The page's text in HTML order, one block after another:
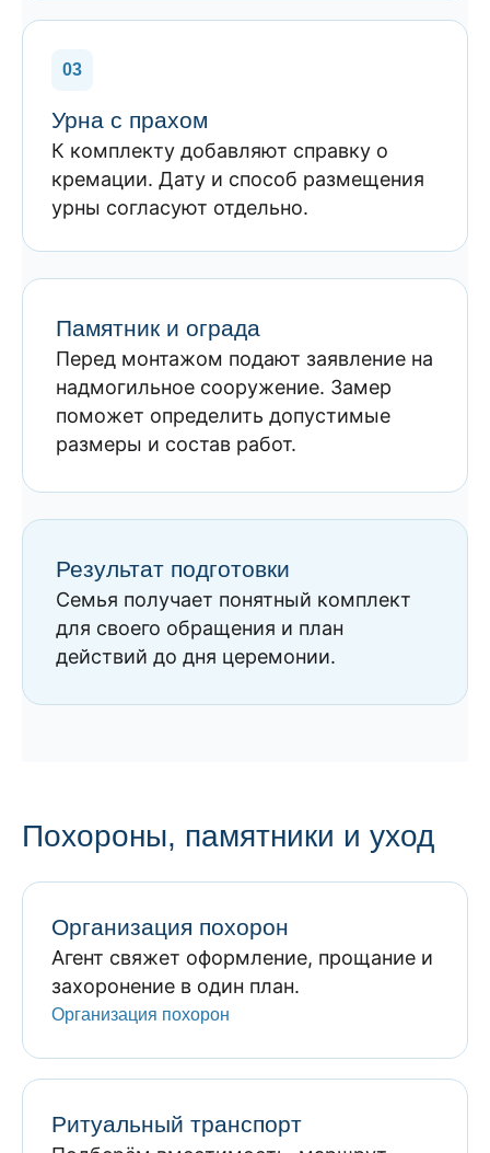
03
Урна с прахом
К комплекту добавляют справку о
кремации. Дату и способ размещения
урны согласуют отдельно.
Памятник и ограда
Перед монтажом подают заявление на
надмогильное сооружение. Замер
поможет определить допустимые
размеры и состав работ.
Результат подготовки
Семья получает понятный комплект
для своего обращения и план
действий до дня церемонии.
Похороны, памятники и уход
Организация похорон
Агент свяжет оформление, прощание и
захоронение в один план.
Организация похорон
Ритуальный транспорт